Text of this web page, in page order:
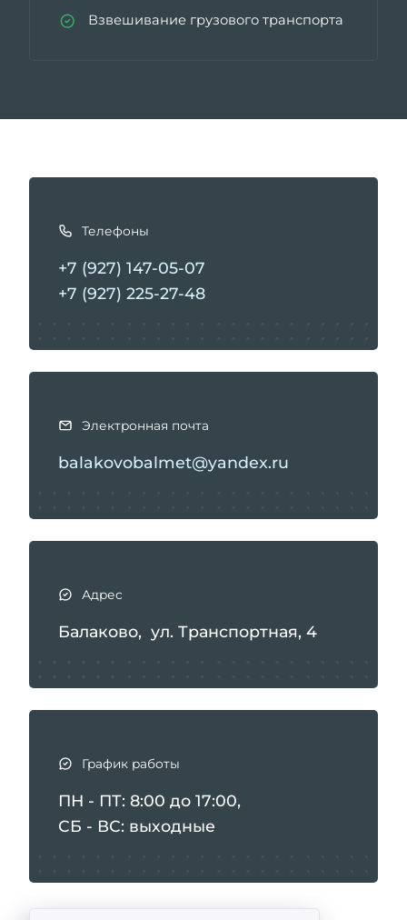
Взвешивание грузового транспорта
а
т
Телефоны
+7 (927) 147-05-07
+7 (927) 225-27-48
Электронная почта
balakovobalmet@yandex.ru
Адрес
Балаково, ул. Транспортная, 4
График работы
ПН - ПТ: 8:00 до 17:00,
СБ - ВС: выходные